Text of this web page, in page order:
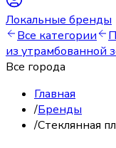
Локальные бренды
Все категории
из утрамбованной
Все города
Главная
/Бренды
/Стеклянная